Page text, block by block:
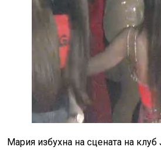
Мария избухна на сцената на клуб